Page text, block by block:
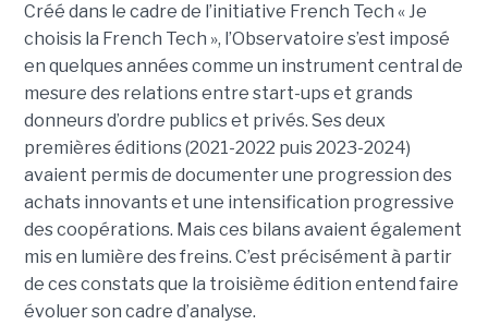
Créé dans le cadre de l’initiative French Tech « Je
choisis la French Tech », l’Observatoire s’est imposé
en quelques années comme un instrument central de
mesure des relations entre start-ups et grands
donneurs d’ordre publics et privés. Ses deux
premières éditions (2021-2022 puis 2023-2024)
avaient permis de documenter une progression des
achats innovants et une intensification progressive
des coopérations. Mais ces bilans avaient également
mis en lumière des freins. C’est précisément à partir
de ces constats que la troisième édition entend faire
évoluer son cadre d’analyse.